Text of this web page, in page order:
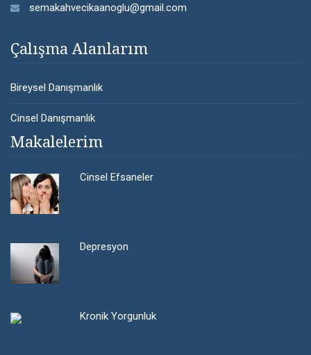
semakahvecikaanoglu@gmail.com
Çalışma Alanlarım
Bireysel Danışmanlık
Cinsel Danışmanlık
Makalelerim
Cinsel Efsaneler
Depresyon
Kronik Yorgunluk